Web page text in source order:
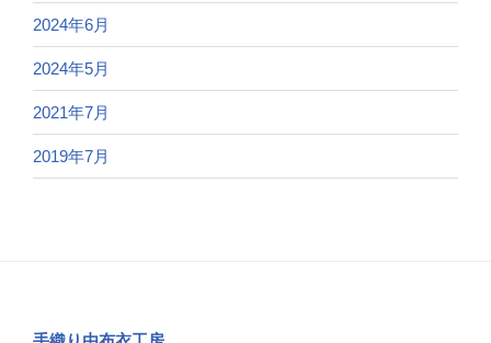
2024年6月
2024年5月
2021年7月
2019年7月